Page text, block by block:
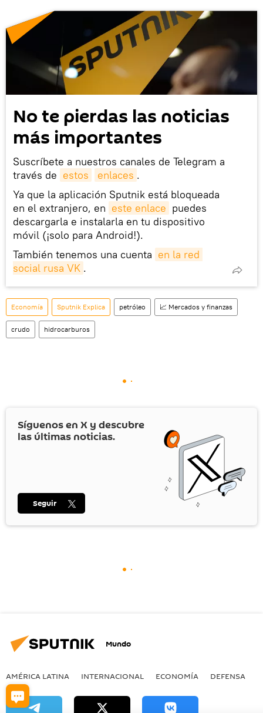
No te pierdas las noticias
más importantes
Suscríbete a nuestros canales de Telegram a
través de estos enlaces .
Ya que la aplicación Sputnik está bloqueada
en el extranjero, en este enlace puedes
descargarla e instalarla en tu dispositivo
móvil (¡solo para Android!).
También tenemos una cuenta en la red
social rusa VK .
Economía Sputnik Explica petróleo 📈 Mercados y finanzas
crudo hidrocarburos
Síguenos en X y descubre
las últimas noticias.
Seguir
Mundo
AMÉRICA LATINA INTERNACIONAL ECONOMÍA DEFENSA